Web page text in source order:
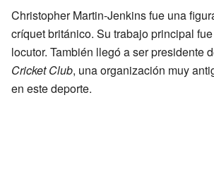
Christopher Martin-Jenkins fue una
críquet británico. Su trabajo principal
locutor. También llegó a ser presidente
Cricket Club, una organización muy
en este deporte.